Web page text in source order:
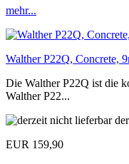
mehr...
Walther P22Q, Concrete,
Die Walther P22Q ist die
Walther P22...
EUR 159,90